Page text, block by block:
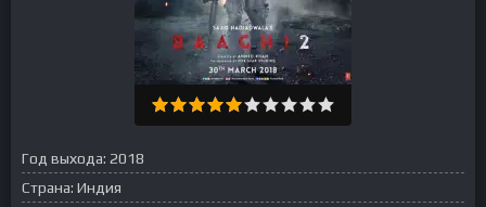
Год выхода: 2018
Страна: Индия